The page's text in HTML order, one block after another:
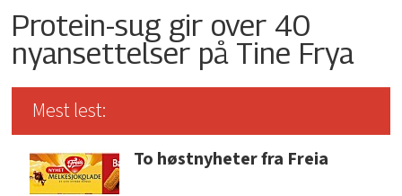
Protein-sug gir over 40
nyansettelser på Tine Frya
Mest lest:
To høstnyheter fra Freia